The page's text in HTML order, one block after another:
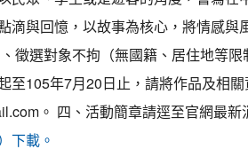
滴與回憶，以故事為核心，將情感與
徵選對象不拘（無國籍、居住地等限
至105年7月20日止，請將作品及相
。 四、活動簡章請逕至官網最新
下載。